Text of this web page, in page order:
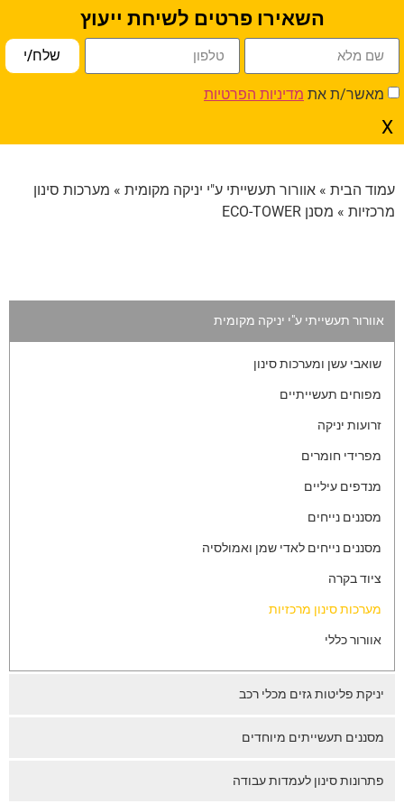
השאירו פרטים לשיחת ייעוץ
מאשר/ת את מדיניות הפרטיות
שלח/י
X
עמוד הבית » אוורור תעשייתי ע"י יניקה מקומית » מערכות סינון
מרכזיות » מסנן ECO-TOWER
אוורור תעשייתי ע"י יניקה מקומית
שואבי עשן ומערכות סינון
מפוחים תעשייתיים
זרועות יניקה
מפרידי חומרים
מנדפים עיליים
מסננים נייחים
מסננים נייחים לאדי שמן ואמולסיה
ציוד בקרה
מערכות סינון מרכזיות
אוורור כללי
יניקת פליטות גזים מכלי רכב
מסננים תעשייתים מיוחדים
פתרונות סינון לעמדות עבודה
פתח סרגל נגישות